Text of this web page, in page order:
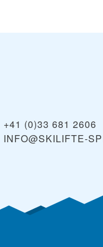
+41 (0)33 681 2606
INFO@SKILIFTE-